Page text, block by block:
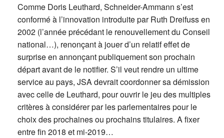
Comme Doris Leuthard, Schneider-Ammann s’est
conformé à l’innovation introduite par Ruth Dreifuss en
2002 (l’année précédant le renouvellement du Conseil
national…), renonçant à jouer d’un relatif effet de
surprise en annonçant publiquement son prochain
départ avant de le notifier. S’il veut rendre un ultime
service au pays, JSA devrait coordonner sa démission
avec celle de Leuthard, pour ouvrir le jeu des multiples
critères à considérer par les parlementaires pour le
choix des prochaines ou prochains titulaires. A fixer
entre fin 2018 et mi-2019…